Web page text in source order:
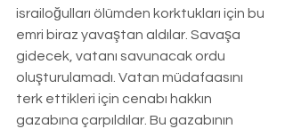
israiloğulları ölümden korktukları için bu
emri biraz yavaştan aldılar. Savaşa
gidecek, vatanı savunacak ordu
oluşturulamadı. Vatan müdafaasını
terk ettikleri için cenabı hakkın
gazabına çarpıldılar. Bu gazabının